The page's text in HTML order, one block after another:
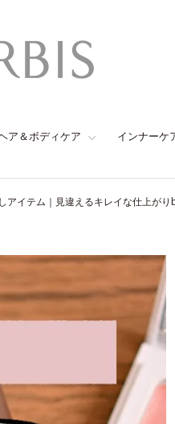
ア＆ボディケア インナーケ
アイテム｜見違えるキレイな仕上が